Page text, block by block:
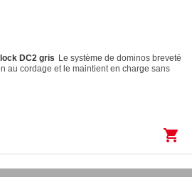
DC2 gris Le système de dominos breveté
au cordage et le maintient en charge sans
le levier…
shopping_cart